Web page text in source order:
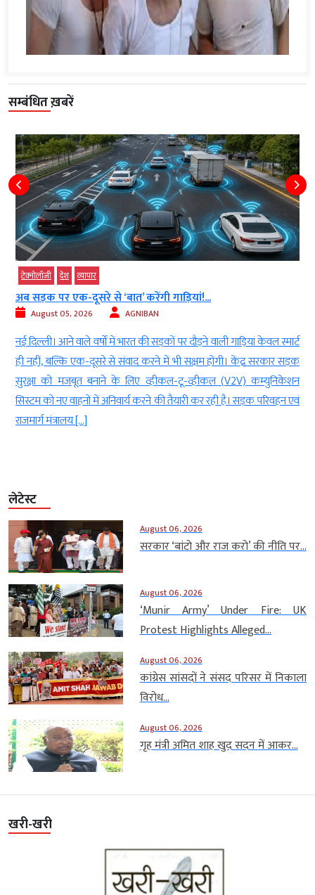
सम्बंधित ख़बरें
टेक्‍नोलॉजी देश व्‍यापार
अब सड़क पर एक-दूसरे से ‘बात’ करेंगी गाड़ियां!...
August 05, 2026 AGNIBAN
नई दिल्ली। आने वाले वर्षों में भारत की सड़कों पर दौड़ने वाली गाड़ियां केवल स्मार्ट
ही नहीं, बल्कि एक-दूसरे से संवाद करने में भी सक्षम होंगी। केंद्र सरकार सड़क
सुरक्षा को मजबूत बनाने के लिए व्हीकल-टू-व्हीकल (V2V) कम्युनिकेशन
सिस्टम को नए वाहनों में अनिवार्य करने की तैयारी कर रही है। सड़क परिवहन एवं
राजमार्ग मंत्रालय […]
लेटेस्ट
August 06, 2026
सरकार ‘बांटो और राज करो’ की नीति पर...
August 06, 2026
‘Munir Army’ Under Fire: UK
Protest Highlights Alleged...
August 06, 2026
कांग्रेस सांसदों ने संसद परिसर में निकाला
विरोध...
August 06, 2026
गृह मंत्री अमित शाह खुद सदन में आकर...
खरी-खरी